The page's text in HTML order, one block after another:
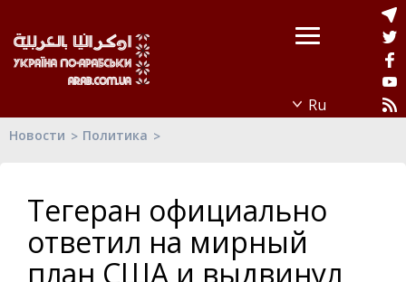
Новости Политика
Тегеран официально
ответил на мирный
план США и выдвинул